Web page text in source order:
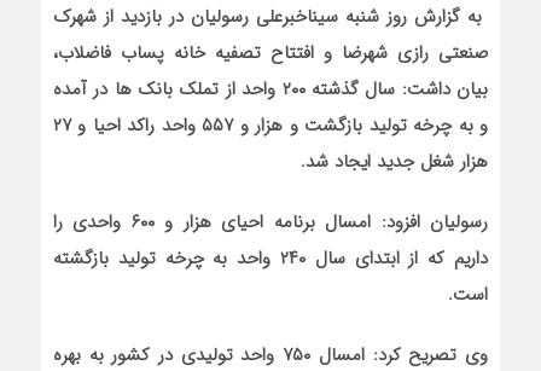
به گزارش روز شنبه سیناخبرعلی رسولیان در بازدید از شهرک
صنعتی رازی شهرضا و افتتاح تصفیه خانه پساب فاضلاب،
بیان داشت: سال گذشته ۲۰۰ واحد از تملک بانک ها در آمده
و به چرخه تولید بازگشت و هزار و ۵۵۷ واحد راکد احیا و ۲۷
هزار شغل جدید ایجاد شد.
رسولیان افزود: امسال برنامه احیای هزار و ۶۰۰ واحدی را
داریم که از ابتدای سال ۲۴۰ واحد به چرخه تولید بازگشته
است.
وی تصریح کرد: امسال ۷۵۰ واحد تولیدی در کشور به بهره